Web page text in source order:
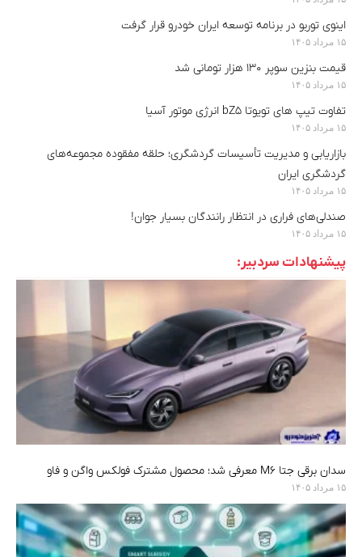
اینوی توربو در برنامه توسعه ایران خودرو قرار گرفت
۱۵ مرداد ۱۴۰۵
قیمت بنزین سوپر ۱۳۰ هزار تومانی شد
۱۵ مرداد ۱۴۰۵
تفاوت تیپ های تویوتا bZ5 انرژی موتور آسیا
۱۵ مرداد ۱۴۰۵
بازاریابی و مدیریت تأسیسات گردشگری؛ حلقه مفقوده مجموعه‌های
گردشگری ایران
۱۵ مرداد ۱۴۰۵
صندلی‌های فراری در انتظار رانندگان بسیار جوان!
۱۵ مرداد ۱۴۰۵
پیشنهادات سردبیر:
سدان برقی جتا M6 معرفی شد؛ محصول مشترک فولکس واگن و فاو
۱۵ مرداد ۱۴۰۵